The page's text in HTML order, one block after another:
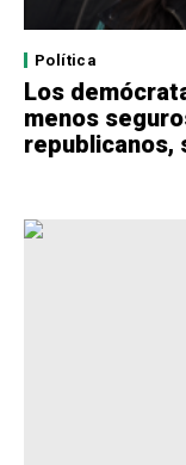
Política
Los
menos
republicanos,